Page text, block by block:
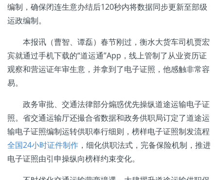
编制，确保闭连生意办结后120秒内将数据同步更新至部级
运政编制。
本报讯（曹智、谭磊）春节刚过，衡水大货车司机贾宏
宾就通过手机下载的“道运通”App，线上管制了从业资历证
观察和营运证年审生意，并拿到了电子证照，他感触非常容
易。
政务审批、交通法律部分煽惑优先操纵道途运输电子证
照。省交通运输厅还撮合省数据和政务供职局订定了道途运
输电子证照编制运转供职奉行细则，榜样电子证照制发流程
全国24小时证件制作 ，细化供职法式，完备保险机制，推进
电子证照由引申操纵向榜样约束变化。